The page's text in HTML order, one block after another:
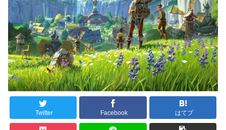
Twitter Facebook はてブ